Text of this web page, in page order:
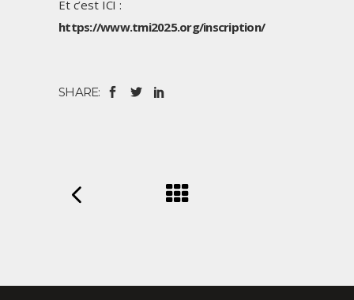
Et c’est ICI :
https://www.tmi2025.org/inscription/
SHARE: